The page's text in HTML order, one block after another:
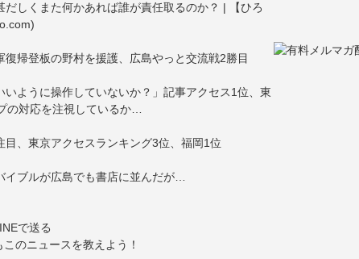
しくまた何かあれば誰が責任取るのか？ | 【ひろ
帰登板の野村を援護、広島やっと交流戦2勝目
ように操作していないか？」記事アクセス1位、東
の対応を注視しているか…
、東京アクセスランキング3位、福岡1位
ブルが広島でも書店に並んだが…
のニュースを教えよう！